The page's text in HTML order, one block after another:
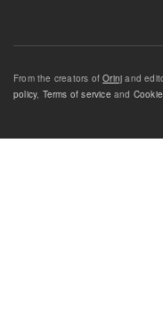
From the creators ofOrinj and
policy, Terms of service and